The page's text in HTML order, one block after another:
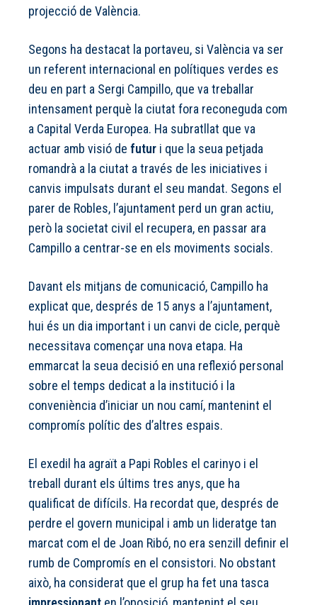
projecció de València.
Segons ha destacat la portaveu, si València va ser
un referent internacional en polítiques verdes es
deu en part a Sergi Campillo, que va treballar
intensament perquè la ciutat fora reconeguda com
a Capital Verda Europea. Ha subratllat que va
actuar amb visió de futur i que la seua petjada
romandrà a la ciutat a través de les iniciatives i
canvis impulsats durant el seu mandat. Segons el
parer de Robles, l’ajuntament perd un gran actiu,
però la societat civil el recupera, en passar ara
Campillo a centrar-se en els moviments socials.
Davant els mitjans de comunicació, Campillo ha
explicat que, després de 15 anys a l’ajuntament,
hui és un dia important i un canvi de cicle, perquè
necessitava començar una nova etapa. Ha
emmarcat la seua decisió en una reflexió personal
sobre el temps dedicat a la institució i la
conveniència d’iniciar un nou camí, mantenint el
compromís polític des d’altres espais.
El exedil ha agraït a Papi Robles el carinyo i el
treball durant els últims tres anys, que ha
qualificat de difícils. Ha recordat que, després de
perdre el govern municipal i amb un lideratge tan
marcat com el de Joan Ribó, no era senzill definir el
rumb de Compromís en el consistori. No obstant
això, ha considerat que el grup ha fet una tasca